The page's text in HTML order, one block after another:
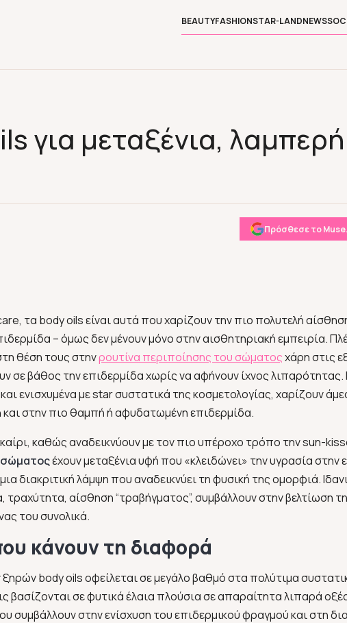
BEAUTYFASHIONSTAR-LANDNEWS
για μεταξένια, λαμπερή
Πρόσθεσε το
τα body oils είναι αυτά που χαρίζουν την πιο πολυτελή
– όμως δεν μένουν μόνο στην αισθητηριακή εμπειρία.
θέση τους στηνρουτίνα περιποίησης του σώματοςχάρη στις
σε βάθος την επιδερμίδα χωρίς να αφήνουν ίχνος
ενισχυμένα με star συστατικά της κοσμετολογίας, χαρίζουν
και στην πιο θαμπή ή αφυδατωμένη επιδερμίδα.
καθώς αναδεικνύουν με τον πιο υπέροχο τρόπο την sun-
σώματοςέχουν μεταξένια υφή που «κλειδώνει» την υγρασία στην
διακριτική λάμψη που αναδεικνύει τη φυσική της ομορφιά.
αίσθηση “τραβήγματος”, συμβάλλουν στην βελτίωση
του συνολικά.
κάνουν τη διαφορά
body oils οφείλεται σε μεγάλο βαθμό στα πολύτιμα
βασίζονται σε φυτικά έλαια πλούσια σε απαραίτητα λιπαρά
συμβάλλουν στην ενίσχυση του επιδερμικού φραγμού και στη